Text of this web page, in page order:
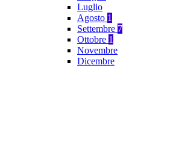
Luglio
Agosto 1
Settembre 7
Ottobre 1
Novembre
Dicembre